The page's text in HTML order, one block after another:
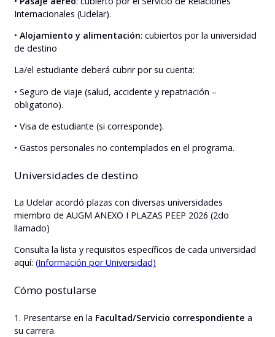
Internacionales (Udelar).
• Alojamiento y alimentación: cubiertos por la universidad
de destino
La/el estudiante deberá cubrir por su cuenta:
• Seguro de viaje (salud, accidente y repatriación –
obligatorio).
• Visa de estudiante (si corresponde).
• Gastos personales no contemplados en el programa.
Universidades de destino
La Udelar acordó plazas con diversas universidades
miembro de AUGM ANEXO I PLAZAS PEEP 2026 (2do
llamado)
Consulta la lista y requisitos específicos de cada universidad
aquí: (Información por Universidad)
Cómo postularse
1. Presentarse en la Facultad/Servicio correspondiente a
su carrera.